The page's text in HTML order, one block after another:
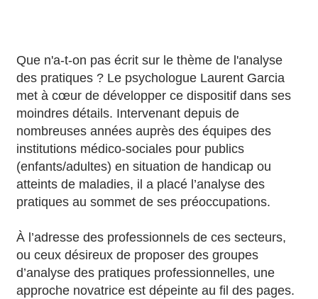
Que n'a-t-on pas écrit sur le thème de l'analyse
des pratiques ? Le psychologue Laurent Garcia
met à cœur de développer ce dispositif dans ses
moindres détails. Intervenant depuis de
nombreuses années auprès des équipes des
institutions médico-sociales pour publics
(enfants/adultes) en situation de handicap ou
atteints de maladies, il a placé l’analyse des
pratiques au sommet de ses préoccupations.
À l’adresse des professionnels de ces secteurs,
ou ceux désireux de proposer des groupes
d’analyse des pratiques professionnelles, une
approche novatrice est dépeinte au fil des pages.